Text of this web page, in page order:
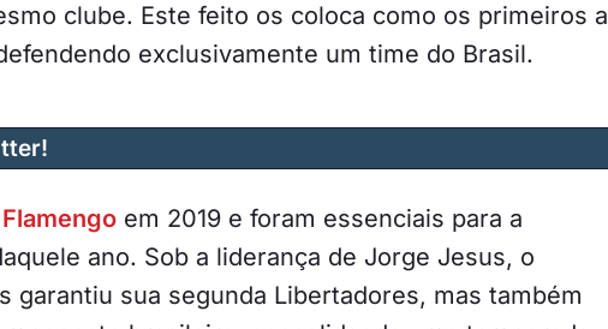
clube. Este feito os coloca como os primeiros a
exclusivamente um time do Brasil.
Flamengo em 2019 e foram essenciais para a
ano. Sob a liderança de Jorge Jesus, o
garantiu sua segunda Libertadores, mas também